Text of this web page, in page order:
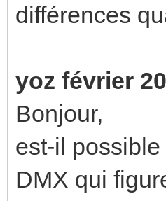
différences
yoz février
Bonjour,
est-il
DMX qui